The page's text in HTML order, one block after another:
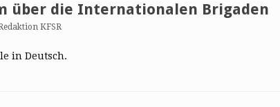
über die Internationalen Brigaden
KFSR
in Deutsch.